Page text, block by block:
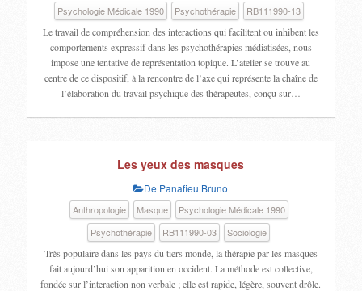
Psychologie Médicale 1990
Psychothérapie
RB111990-13
Le travail de compréhension des interactions qui facilitent ou inhibent les
comportements expressif dans les psychothérapies médiatisées, nous
impose une tentative de représentation topique. L’atelier se trouve au
centre de ce dispositif, à la rencontre de l’axe qui représente la chaîne de
l’élaboration du travail psychique des thérapeutes, conçu sur…
Les yeux des masques
De Panafieu Bruno
Anthropologie Masque
Psychologie Médicale 1990
Psychothérapie
RB111990-03
Sociologie
Très populaire dans les pays du tiers monde, la thérapie par les masques
fait aujourd’hui son apparition en occident. La méthode est collective,
fondée sur l’interaction non verbale ; elle est rapide, légère, souvent drôle.